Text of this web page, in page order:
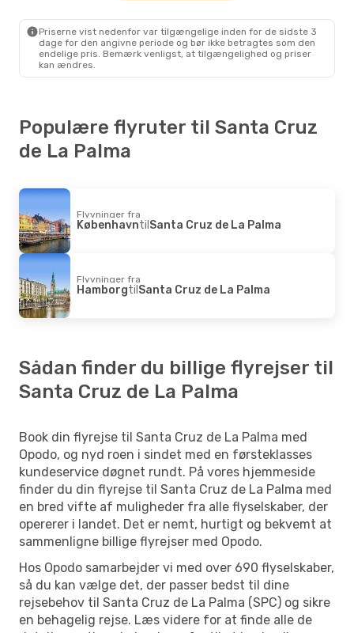
Santa Cruz De La Palma
- København
Priserne vist nedenfor var tilgængelige inden for de sidste 3
dage for den angivne periode og bør ikke betragtes som den
endelige pris. Bemærk venligst, at tilgængelighed og priser
kan ændres.
Populære flyruter til Santa Cruz
de La Palma
Flyvninger fra
KøbenhavntilSanta Cruz de La Palma
Flyvninger fra
HamborgtilSanta Cruz de La Palma
Sådan finder du billige flyrejser til
Santa Cruz de La Palma
Book din flyrejse til Santa Cruz de La Palma med
Opodo, og nyd roen i sindet med en førsteklasses
kundeservice døgnet rundt. På vores hjemmeside
finder du din flyrejse til Santa Cruz de La Palma med
en bred vifte af muligheder fra alle flyselskaber, der
opererer i landet. Det er nemt, hurtigt og bekvemt at
sammenligne billige flyrejser med Opodo.
Hos Opodo samarbejder vi med over 690 flyselskaber,
så du kan vælge det, der passer bedst til dine
rejsebehov til Santa Cruz de La Palma (SPC) og sikre
en behagelig rejse. Læs videre for at finde alle de